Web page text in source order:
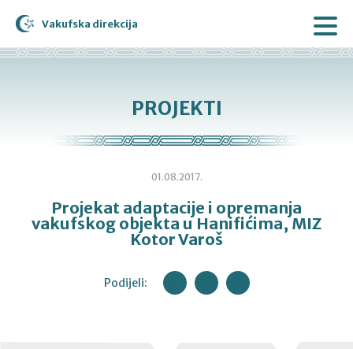
Vakufska direkcija
PROJEKTI
01.08.2017.
Projekat adaptacije i opremanja
vakufskog objekta u Hanifićima, MIZ
Kotor Varoš
Podijeli: